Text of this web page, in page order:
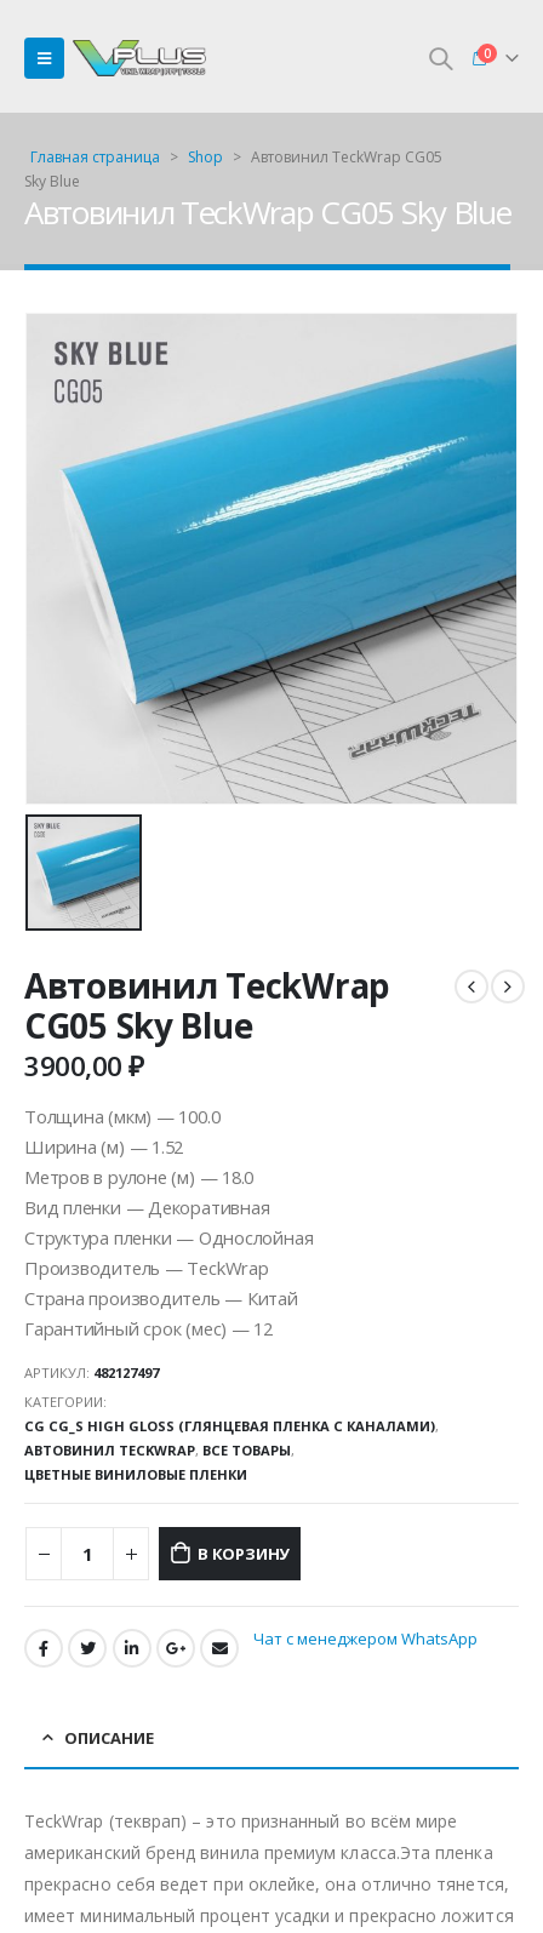
0
Главная страница > Shop > Автовинил TeckWrap CG05
Sky Blue
Автовинил TeckWrap CG05 Sky Blue
Автовинил TeckWrap
CG05 Sky Blue
3900,00₽
Толщина (мкм) — 100.0
Ширина (м) — 1.52
Метров в рулоне (м) — 18.0
Вид пленки — Декоративная
Структура пленки — Однослойная
Производитель — TeckWrap
Страна производитель — Китай
Гарантийный срок (мес) — 12
АРТИКУЛ: 482127497
КАТЕГОРИИ:
CG CG_S HIGH GLOSS (ГЛЯНЦЕВАЯ ПЛЕНКА С КАНАЛАМИ),
АВТОВИНИЛ TECKWRAP, ВСЕ ТОВАРЫ,
ЦВЕТНЫЕ ВИНИЛОВЫЕ ПЛЕНКИ
В КОРЗИНУ
Чат с менеджером WhatsApp
ОПИСАНИЕ
TeckWrap (текврап) – это признанный во всём мире
американский бренд винила премиум класса.Эта пленка
прекрасно себя ведет при оклейке, она отлично тянется,
имеет минимальный процент усадки и прекрасно ложится